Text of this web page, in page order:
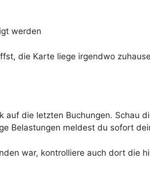
werden
die Karte liege irgendwo
auf die letzten Buchungen. Schau
Belastungen meldest du sofort
war, kontrolliere auch dort die